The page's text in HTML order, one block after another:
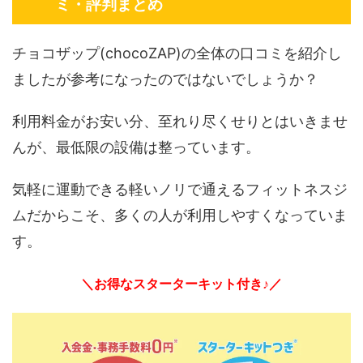
ミ・評判まとめ
チョコザップ(chocoZAP)の全体の口コミを紹介し
ましたが参考になったのではないでしょうか？
利用料金がお安い分、至れり尽くせりとはいきませ
んが、最低限の設備は整っています。
気軽に運動できる軽いノリで通えるフィットネスジ
ムだからこそ、多くの人が利用しやすくなっていま
す。
＼お得なスターターキット付き♪／